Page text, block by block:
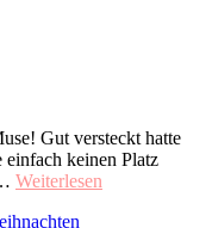
Gut versteckt hatte
einfach keinen Platz
Weiterlesen